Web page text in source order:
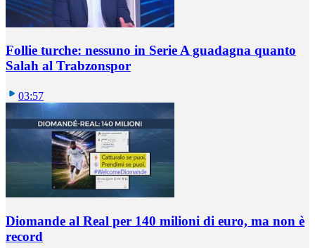
Follie turche: nessuno in Serie A guadagna quanto
Salah al Trabzonspor
03:57
Diomande al Real per 140 milioni di euro, ma non è
record